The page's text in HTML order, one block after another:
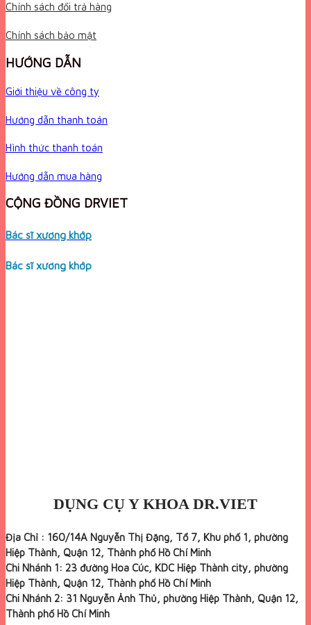
Chính sách đổi trả hàng
Chính sách bảo mật
HƯỚNG DẪN
Giới thiệu về công ty
Hướng dẫn thanh toán
Hình thức thanh toán
Hướng dẫn mua hàng
CỘNG ĐỒNG DRVIET
Bác sĩ xương khớp
Bác sĩ xương khớp
DỤNG CỤ Y KHOA DR.VIET
Địa Chỉ : 160/14A Nguyễn Thị Đặng, Tổ 7, Khu phố 1, phường
Hiệp Thành, Quận 12, Thành phố Hồ Chí Minh
Chi Nhánh 1: 23 đường Hoa Cúc, KDC Hiệp Thành city, phường
Hiệp Thành, Quận 12, Thành phố Hồ Chí Minh
Chi Nhánh 2: 31 Nguyễn Ảnh Thủ, phường Hiệp Thành, Quận 12,
Thành phố Hồ Chí Minh